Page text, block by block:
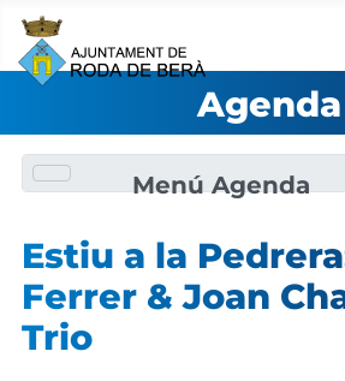
Agenda
Menú Agenda
Estiu a la
Ferrer & Joan
Trio